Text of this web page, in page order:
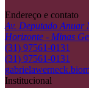
Endereço e contato
Av. Deputado Anuar
Horizonte - Minas
(31) 97561-0131
(31) 97561-0131
Institucional